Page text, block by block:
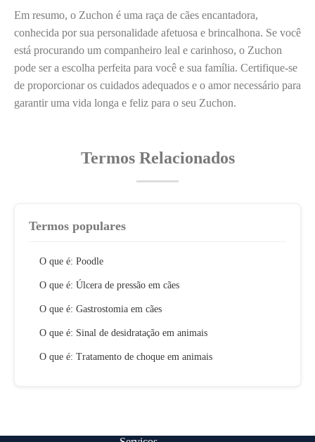
Em resumo, o Zuchon é uma raça de cães encantadora,
conhecida por sua personalidade afetuosa e brincalhona. Se você
está procurando um companheiro leal e carinhoso, o Zuchon
pode ser a escolha perfeita para você e sua família. Certifique-se
de proporcionar os cuidados adequados e o amor necessário para
garantir uma vida longa e feliz para o seu Zuchon.
Termos Relacionados
Termos populares
O que é: Poodle
O que é: Úlcera de pressão em cães
O que é: Gastrostomia em cães
O que é: Sinal de desidratação em animais
O que é: Tratamento de choque em animais